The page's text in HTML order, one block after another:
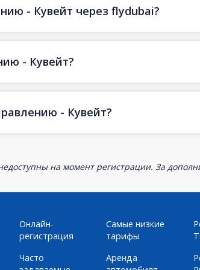
- Кувейт через flydubai?
- Кувейт?
- Кувейт?
на момент регистрации. За
Онлайн-
регистрация
Часто
Самые низкие
тарифы
Аренда